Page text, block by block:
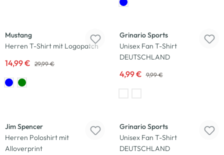
Mustang
Herren T-Shirt mit Logopatch
14,99 € 29,99 €
Grinario Sports
Unisex Fan T-Shirt
DEUTSCHLAND
4,99 € 9,99 €
Jim Spencer
Herren Poloshirt mit
Alloverprint
Grinario Sports
Unisex Fan T-Shirt
DEUTSCHLAND